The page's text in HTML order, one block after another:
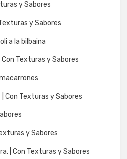
y Sabores
y Sabores
a la bilbaina
Texturas y Sabores
Con Texturas y Sabores
y Sabores
| Con Texturas y Sabores